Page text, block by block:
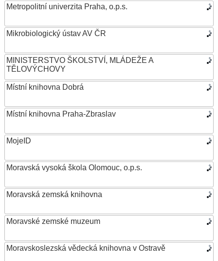
Metropolitní univerzita Praha, o.p.s.
Mikrobiologický ústav AV ČR
MINISTERSTVO ŠKOLSTVÍ, MLÁDEŽE A
TĚLOVÝCHOVY
Místní knihovna Dobrá
Místní knihovna Praha-Zbraslav
MojeID
Moravská vysoká škola Olomouc, o.p.s.
Moravská zemská knihovna
Moravské zemské muzeum
Moravskoslezská vědecká knihovna v Ostravě